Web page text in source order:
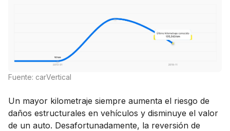
Fuente: carVertical
Un mayor kilometraje siempre aumenta el riesgo de
daños estructurales en vehículos y disminuye el valor
de un auto. Desafortunadamente, la reversión de